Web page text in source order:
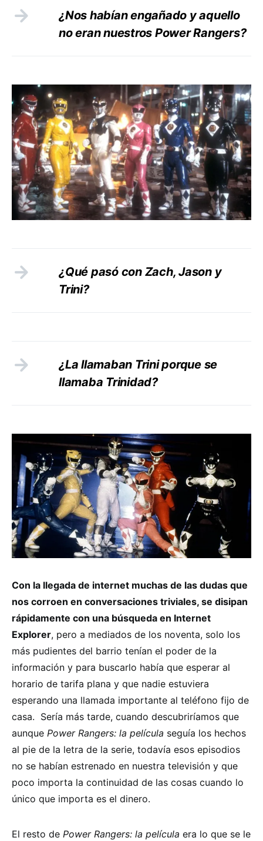
¿Nos habían engañado y aquello
no eran nuestros Power Rangers?
¿Qué pasó con Zach, Jason y
Trini?
¿La llamaban Trini porque se
llamaba Trinidad?
Con la llegada de internet muchas de las dudas que
nos corroen en conversaciones triviales, se disipan
rápidamente con una búsqueda en Internet
Explorer, pero a mediados de los noventa, solo los
más pudientes del barrio tenían el poder de la
información y para buscarlo había que esperar al
horario de tarifa plana y que nadie estuviera
esperando una llamada importante al teléfono fijo de
casa. Sería más tarde, cuando descubriríamos que
aunque Power Rangers: la película seguía los hechos
al pie de la letra de la serie, todavía esos episodios
no se habían estrenado en nuestra televisión y que
poco importa la continuidad de las cosas cuando lo
único que importa es el dinero.
El resto de Power Rangers: la película era lo que se le